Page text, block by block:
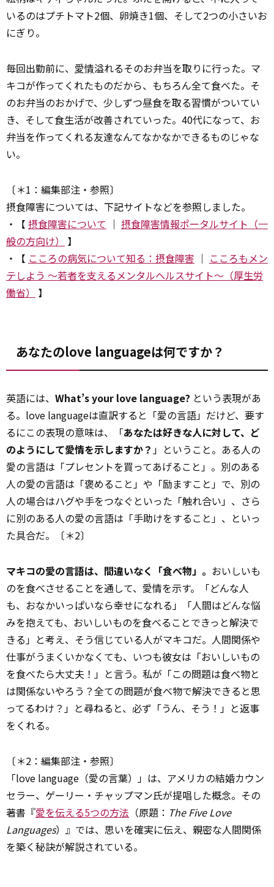
いるのはプチトマト2個、卵焼き1個、そして2つの小さいお
にぎり。
毎回出勤前に、 愛情溢れるそのお弁当を取りに行った。マ
キコが作ってくれたものだから、もちろん全て食べた。そ
のお弁当のおかげで、少しずつ昼食を取る習慣がついてい
き、そして食生活が改善されていった。40代になって、お
弁当を作ってくれる友達なんてなかなかできるものじゃな
い。
〔＊1：編集部注・参照〕
摂食障害については、下記サイトなどを参照しました。
・【 摂食障害について ｜ 摂食障害情報ポータルサイト（一
般の方向け）
】
・【 こころの病気について知る：摂食障害 ｜ こころもメン
テしよう ～若者を支えるメンタルヘルスサイト～（厚生労
働省）
】
あなたのlove languageは何ですか？
英語には、 What’s your love language? という表現があ
る。love languageは直訳すると「愛の言語」だけど、要す
るにこの表現の意味は、「あなたは好きな人に対して、ど
のようにして愛情を示しますか？ 」ということ。ある人の
愛の言語は「プレセントを買ってあげること」。別のある
人の愛の言語は「褒めること」や「励ますこと」で、別の
人の場合はハグや手をつなぐといった「触れ合い」、さら
に別のある人の愛の言語は「手助けをすること」、といっ
た具合だ。〔＊2〕
マキコの愛の言語は、間違いなく「食べ物」。 おいしいも
のを食べさせることを通して、愛情を示す。「どんな人
も、おなかいっぱいなら幸せになれる」「人間はどんな悩
みを抱えても、おいしいものを食べることできっと解決で
きる」と考え、そう信じている人がマキコだ。人間関係や
仕事がうまくいかなくても、いつも彼女は「おいしいもの
を食べたら大丈夫！」と言う。私が「この問題は食べ物と
は関係ないやろう？全ての問題が食べ物で解決できると思
ってるわけ？」と尋ねると、必ず「うん、そう！」と返事
をくれる。
〔＊2：編集部注・参照〕
「love language（愛の言葉）」は、アメリカの結婚カウン
セラー、ゲーリー・チャップマン氏が提唱した概念。その
著書『愛を伝える5つの方法 （原題： The Five Love
Languages）』では、思いを確実に伝え、親密な人間関係
を築く秘訣が解説されている。